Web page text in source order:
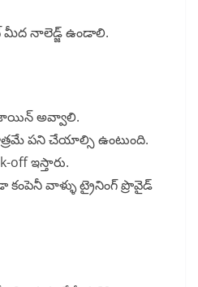
మీద నాలెడ్జ్ ఉండాలి.
అవ్వాలి.
పని చేయాల్సి ఉంటుంది.
off ఇస్తారు.
వాళ్ళు ట్రైనింగ్ ప్రొవైడ్